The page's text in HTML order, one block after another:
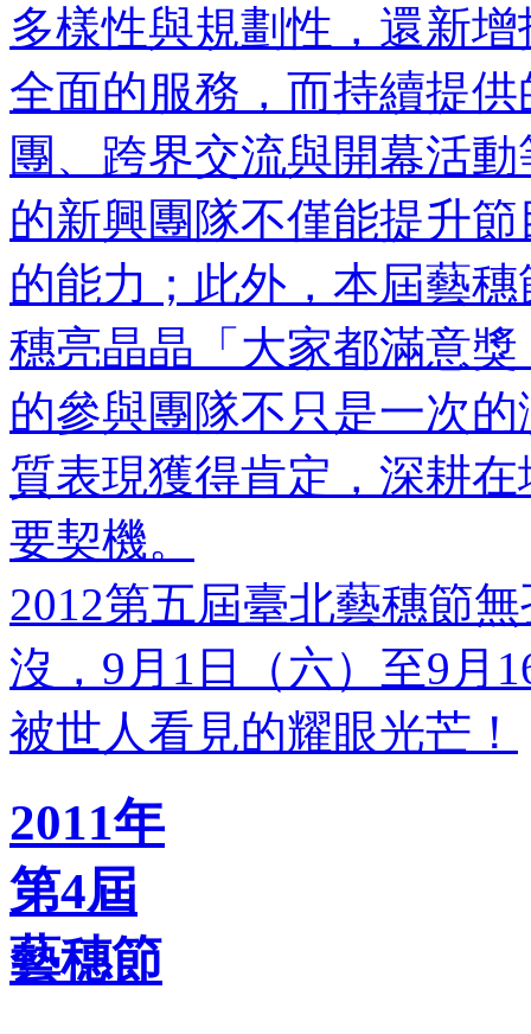
多樣性與規劃性，還新
全面的服務，而持續提
團、跨界交流與開幕活
的新興團隊不僅能提升
的能力；此外，本屆藝
穗亮晶晶「大家都滿意
的參與團隊不只是一次
質表現獲得肯定，深耕
要契機。
2012第五屆臺北藝穗節
沒，9月1日（六）至9月
被世人看見的耀眼光芒！
2011年
第4屆
藝穗節